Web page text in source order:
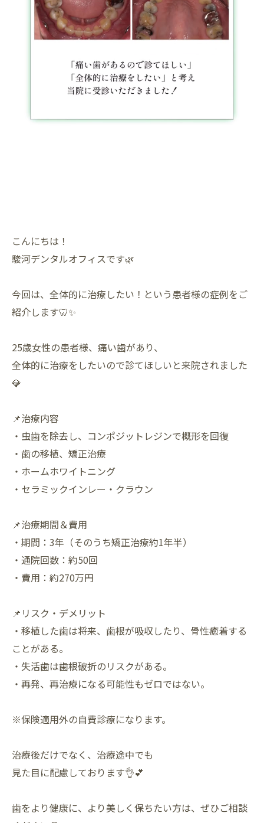
こんにちは！
駿河デンタルオフィスです🌿
今回は、全体的に治療したい！という患者様の症例をご
紹介します🦷✨
25歳女性の患者様、痛い歯があり、
全体的に治療をしたいので診てほしいと来院されました
💎
📌治療内容
・虫歯を除去し、コンポジットレジンで概形を回復
・歯の移植、矯正治療
・ホームホワイトニング
・セラミックインレー・クラウン
📌治療期間＆費用
・期間：3年（そのうち矯正治療約1年半）
・通院回数：約50回
・費用：約270万円
📌リスク・デメリット
・移植した歯は将来、歯根が吸収したり、骨性癒着する
ことがある。
・失活歯は歯根破折のリスクがある。
・再発、再治療になる可能性もゼロではない。
※保険適用外の自費診療になります。
治療後だけでなく、治療途中でも
見た目に配慮しております👌💕
歯をより健康に、より美しく保ちたい方は、ぜひご相談